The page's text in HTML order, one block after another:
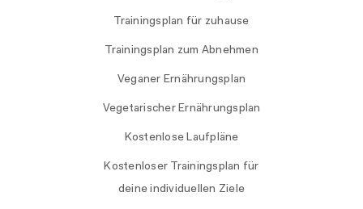
Trainingsplan für zuhause
Trainingsplan zum Abnehmen
Veganer Ernährungsplan
Vegetarischer Ernährungsplan
Kostenlose Laufpläne
Kostenloser Trainingsplan für
deine individuellen Ziele